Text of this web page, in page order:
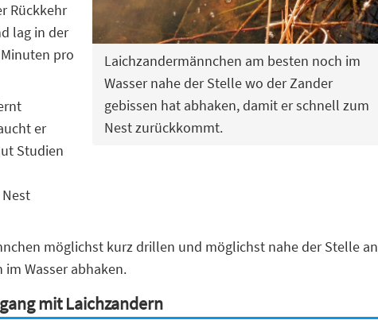
Rückkehr
lag in der
pro
er
Studien
Laichzandermännchen am besten noch im
Wasser nahe der Stelle wo der Zander
gebissen hat abhaken, damit er schnell zum
Nest zurückkommt.
möglichst kurz drillen und möglichst nahe der Stelle an
Wasser abhaken.
mit Laichzandern